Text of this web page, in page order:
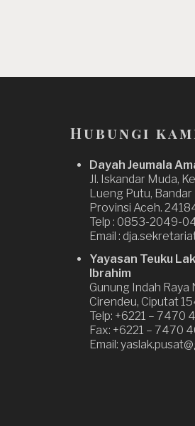
Hubungi
Dayah Jeumala
Jl. Iskandar Muda,
Lueng Putu, Bandar
Provinsi Aceh.
Telp : 0853-2049-
Email :
Yayasan Teuku
Ibrahim
Gunung Indah Raya
Cirendeu, Ciputat
Telp: +6221 – 7470
Fax: +6221 – 7470
Email: